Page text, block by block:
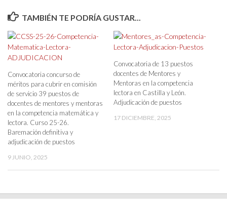
TAMBIÉN TE PODRÍA GUSTAR...
Convocatoria concurso de
méritos para cubrir en comisión
de servicio 39 puestos de
docentes de mentores y mentoras
en la competencia matemática y
lectora. Curso 25-26.
Baremación definitiva y
adjudicación de puestos
9 JUNIO, 2025
Convocatoria de 13 puestos
docentes de Mentores y
Mentoras en la competencia
lectora en Castilla y León.
Adjudicación de puestos
17 DICIEMBRE, 2025